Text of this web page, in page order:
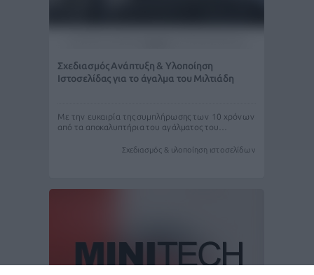
Σχεδιασμός Ανάπτυξη & Υλοποίηση
Ιστοσελίδας για το άγαλμα του Μιλτιάδη
Με την ευκαιρία της συμπλήρωσης των 10 χρόνων
από τα αποκαλυπτήρια του αγάλματος του…
Σχεδιασμός & υλοποίηση ιστοσελίδων